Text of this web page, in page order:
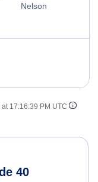
Nelson
17:16:39 PM UTC
40